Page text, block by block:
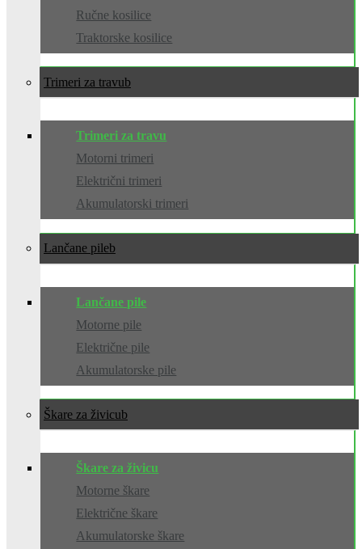
Ručne kosilice
Traktorske kosilice
Trimeri za travu
Trimeri za travu
Motorni trimeri
Električni trimeri
Akumulatorski trimeri
Lančane pile
Lančane pile
Motorne pile
Električne pile
Akumulatorske pile
Škare za živicu
Škare za živicu
Motorne škare
Električne škare
Akumulatorske škare